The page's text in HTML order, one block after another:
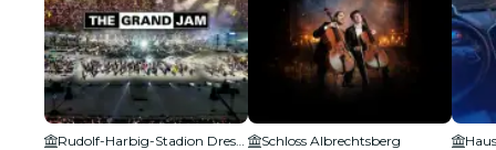
Schloss Albrechtsberg